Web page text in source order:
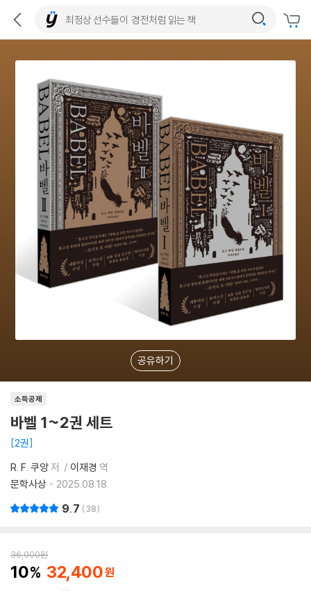
공유하기
소득공제
바벨 1~2권 세트
2권
R. F. 쿠앙저 이재경 역
문학사상
2025.08.18.
9.7 38
36,000원
10 32,400